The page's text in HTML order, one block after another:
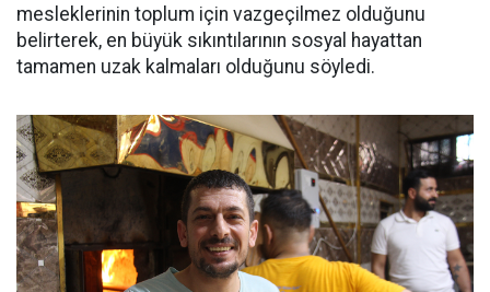
mesleklerinin toplum için vazgeçilmez olduğunu
belirterek, en büyük sıkıntılarının sosyal hayattan
tamamen uzak kalmaları olduğunu söyledi.